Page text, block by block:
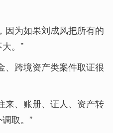
因为如果刘成风把所有的
。”
、跨境资产类案件取证很
来、账册、证人、资产转
取。”